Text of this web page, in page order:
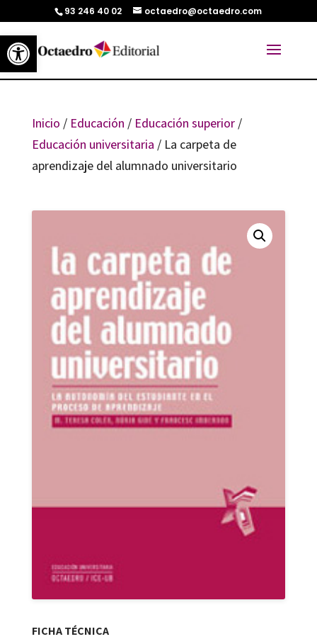
Abrir barra de herramientas
93 246 40 02 octaedro@octaedro.com
Inicio / Educación / Educación superior/
Educación universitaria / La carpeta de
aprendizaje del alumnado universitario
FICHA TÉCNICA